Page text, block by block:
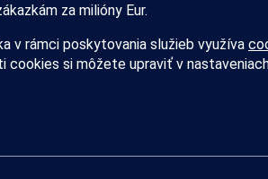
za milióny Eur.
v rámci poskytovania služieb využíva
cookies si môžete upraviť v